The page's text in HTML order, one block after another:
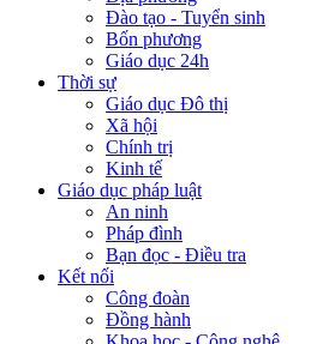
Đào tạo - Tuyển sinh
Bốn phương
Giáo dục 24h
Thời sự
Giáo dục Đô thị
Xã hội
Chính trị
Kinh tế
Giáo dục pháp luật
An ninh
Pháp đình
Bạn đọc - Điều tra
Kết nối
Công đoàn
Đồng hành